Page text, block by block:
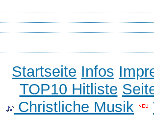
Startseite Infos
TOP10 Hitliste
Christliche Musik